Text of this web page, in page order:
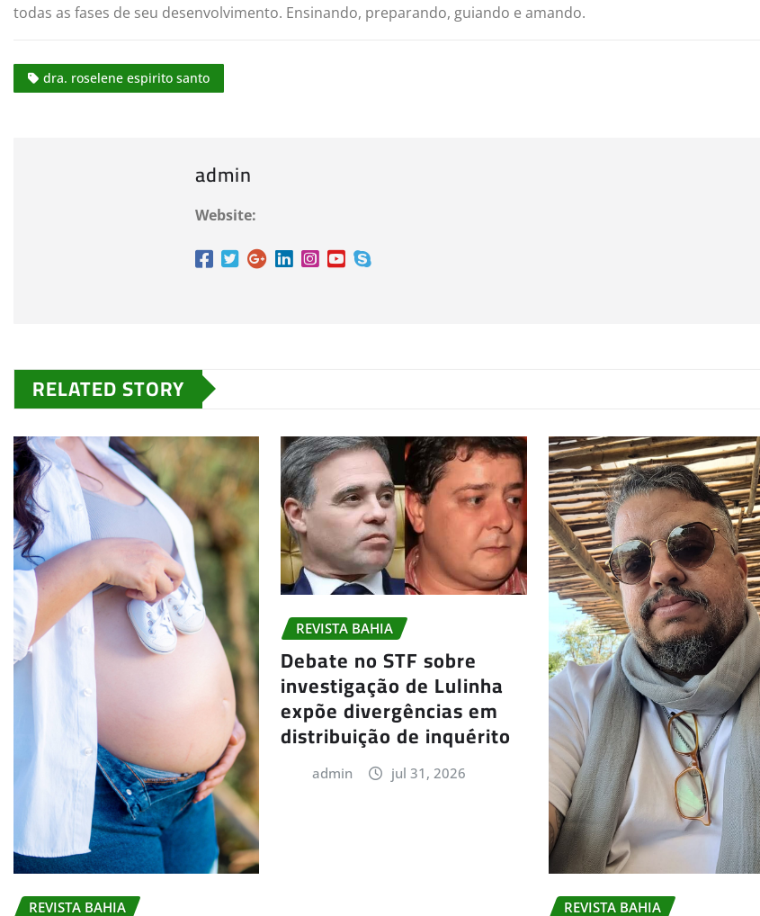
todas as fases de seu desenvolvimento. Ensinando, preparando, guiando e amando.
dra. roselene espirito santo
admin
Website:
RELATED STORY
REVISTA BAHIA
REVISTA BAHIA
Debate no STF sobre
investigação de Lulinha
expõe divergências em
distribuição de inquérito
admin jul 31, 2026
REVISTA BAHIA